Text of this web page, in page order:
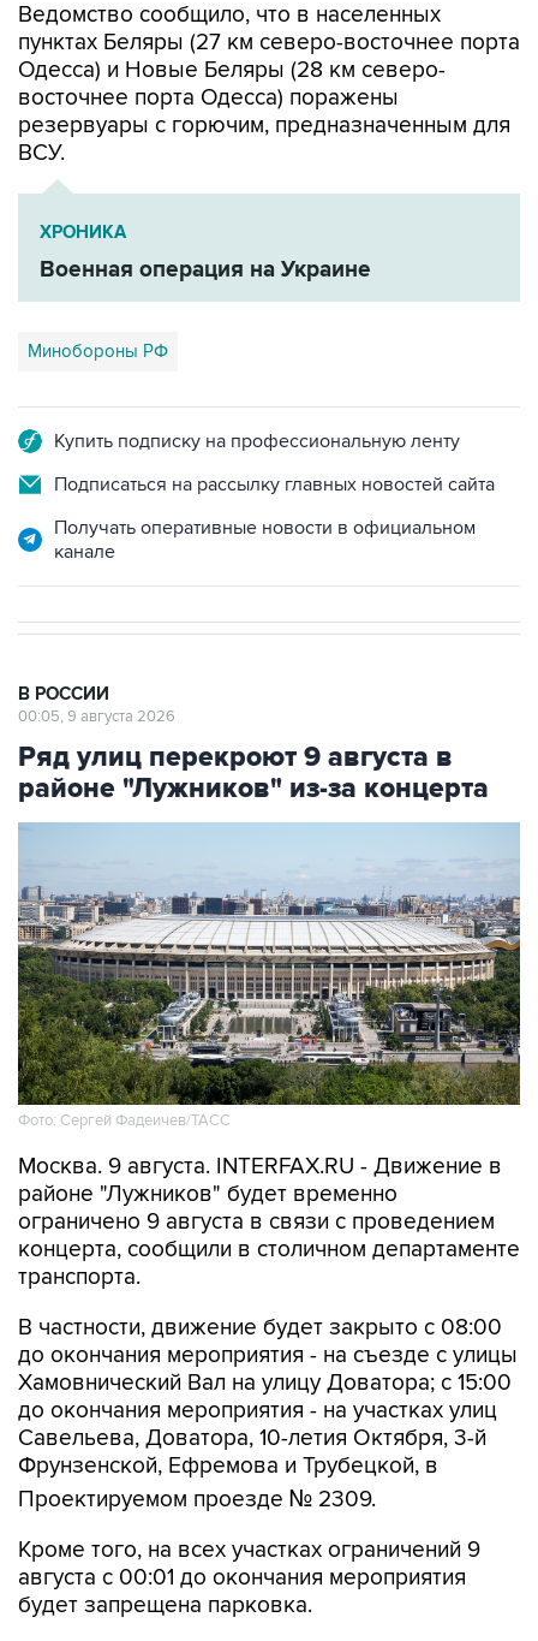
Ведомство сообщило, что в населенных
пунктах Беляры (27 км северо-восточнее порта
Одесса) и Новые Беляры (28 км северо-
восточнее порта Одесса) поражены
резервуары с горючим, предназначенным для
ВСУ.
ХРОНИКА
Военная операция на Украине
Минобороны РФ
Купить подписку на профессиональную ленту
Подписаться на рассылку главных новостей сайта
Получать оперативные новости в официальном
канале
В РОССИИ
00:05, 9 августа 2026
Ряд улиц перекроют 9 августа в
районе "Лужников" из-за концерта
Фото: Сергей Фадеичев/ТАСС
Москва. 9 августа. INTERFAX.RU - Движение в
районе "Лужников" будет временно
ограничено 9 августа в связи с проведением
концерта, сообщили в столичном департаменте
транспорта.
В частности, движение будет закрыто с 08:00
до окончания мероприятия - на съезде с улицы
Хамовнический Вал на улицу Доватора; с 15:00
до окончания мероприятия - на участках улиц
Савельева, Доватора, 10-летия Октября, 3-й
Фрунзенской, Ефремова и Трубецкой, в
Проектируемом проезде № 2309.
Кроме того, на всех участках ограничений 9
августа с 00:01 до окончания мероприятия
будет запрещена парковка.